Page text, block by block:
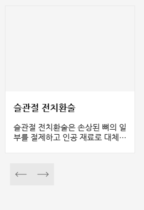
슬관절 전치환술
슬관절 전치환술은 손상된 뼈의 일
부를 절제하고 인공 재료로 대체하
다. 동시에, 이 수술은 관절 변형과